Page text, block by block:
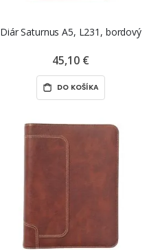
Diár Saturnus A5, L231, bordový
45,10 €
DO KOŠÍKA